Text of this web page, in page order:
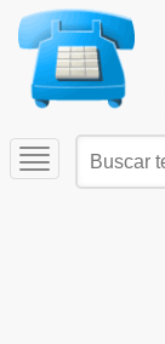
Toggle
navigation